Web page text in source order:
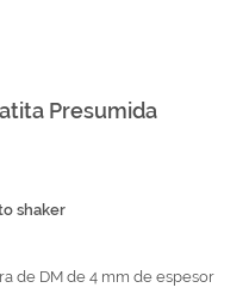
Presumida
shaker
de DM de 4 mm de espesor